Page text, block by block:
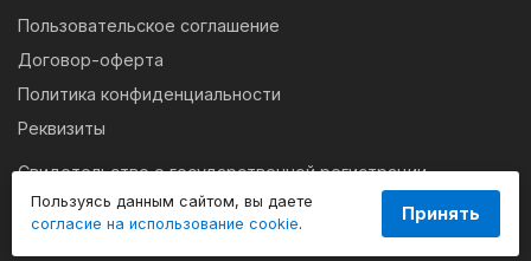
Пользуясь данным сайтом, вы даете
согласие на использование cookie.
Принять
Пользовательское соглашение
Договор-оферта
Политика конфиденциальности
Реквизиты
Свидетельство о государственной регистрации
программы для ЭВМ № 2024663179